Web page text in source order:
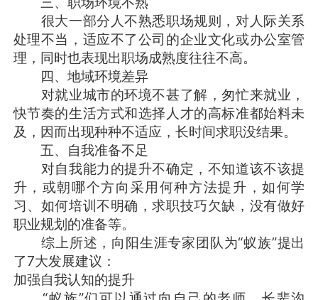
很大一部分人不熟悉职场规则，对人际关系
处理不当，适应不了公司的企业文化或办公室管
理，同时也表现出职场成熟度往往不高。
四、地域环境差异
对就业城市的环境不甚了解，匆忙来就业，
快节奏的生活方式和选择人才的高标准都始料未
及，因而出现种种不适应，长时间求职没结果。
五、自我准备不足
对自我能力的提升不确定，不知道该不该提
升，或朝哪个方向采用何种方法提升，如何学
习、如何培训不明确，求职技巧欠缺，没有做好
职业规划的准备等。
综上所述，向阳生涯专家团队为“蚁族”提出
了7大发展建议：
加强自我认知的提升